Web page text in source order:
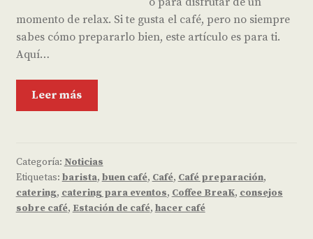
momento de relax. Si te gusta el café, pero no siempre
sabes cómo prepararlo bien, este artículo es para ti.
Aquí…
Leer más
Categoría: Noticias
Etiquetas: barista, buen café, Café, Café preparación,
catering, catering para eventos, Coffee BreaK, consejos
sobre café, Estación de café, hacer café